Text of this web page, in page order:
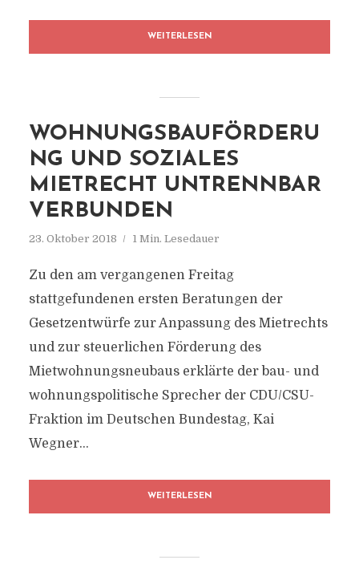
WEITERLESEN
WOHNUNGSBAUFÖRDERU
NG UND SOZIALES
MIETRECHT UNTRENNBAR
VERBUNDEN
23. Oktober 2018 1 Min. Lesedauer
Zu den am vergangenen Freitag
stattgefundenen ersten Beratungen der
Gesetzentwürfe zur Anpassung des Mietrechts
und zur steuerlichen Förderung des
Mietwohnungsneubaus erklärte der bau- und
wohnungspolitische Sprecher der CDU/CSU-
Fraktion im Deutschen Bundestag, Kai
Wegner…
WEITERLESEN